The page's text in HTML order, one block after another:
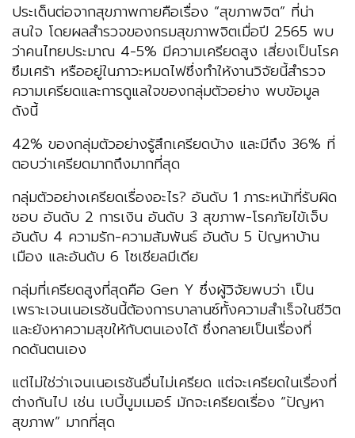
ประเด็นต่อจากสุขภาพกายคือเรื่อง “สุขภาพจิต” ที่น่า
สนใจ โดยผลสำรวจของกรมสุขภาพจิตเมื่อปี 2565 พบ
ว่าคนไทยประมาณ 4-5% มีความเครียดสูง เสี่ยงเป็นโรค
ซึมเศร้า หรืออยู่ในภาวะหมดไฟซึ่งทำให้งานวิจัยนี้สำรวจ
ความเครียดและการดูแลใจของกลุ่มตัวอย่าง พบข้อมูล
ดังนี้
42% ของกลุ่มตัวอย่างรู้สึกเครียดบ้าง และมีถึง 36% ที่
ตอบว่าเครียดมากถึงมากที่สุด
กลุ่มตัวอย่างเครียดเรื่องอะไร? อันดับ 1 ภาระหน้าที่รับผิด
ชอบ อันดับ 2 การเงิน อันดับ 3 สุขภาพ-โรคภัยไข้เจ็บ
อันดับ 4 ความรัก-ความสัมพันธ์ อันดับ 5 ปัญหาบ้าน
เมือง และอันดับ 6 โซเชียลมีเดีย
กลุ่มที่เครียดสูงที่สุดคือ Gen Y ซึ่งผู้วิจัยพบว่า เป็น
เพราะเจนเนอเรชันนี้ต้องการบาลานซ์ทั้งความสำเร็จในชีวิต
และยังหาความสุขให้กับตนเองได้ ซึ่งกลายเป็นเรื่องที่
กดดันตนเอง
แต่ไม่ใช่ว่าเจนเนอเรชันอื่นไม่เครียด แต่จะเครียดในเรื่องที่
ต่างกันไป เช่น เบบี้บูมเมอร์ มักจะเครียดเรื่อง “ปัญหา
สุขภาพ” มากที่สุด